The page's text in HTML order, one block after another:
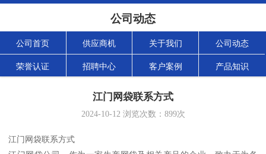
公司动态
公司首页 供应商机 关于我们 公司动态
荣誉认证 招聘中心 客户案例 产品知识
江门网袋联系方式
2024-10-12浏览次数： 899次
江门网袋联系方式